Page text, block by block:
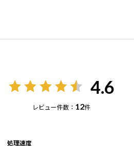
4.6
レビュー件数： 12件
処理速度